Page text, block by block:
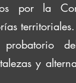
por la
territoriales.
y